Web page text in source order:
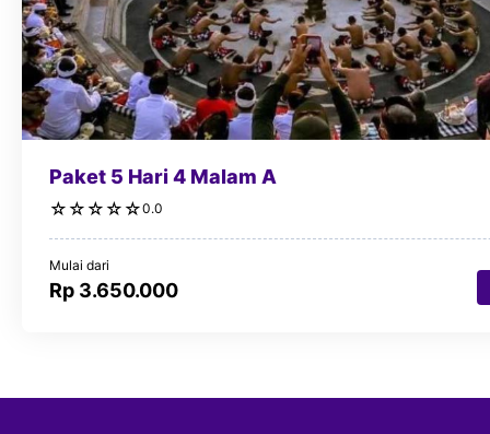
Paket 5 Hari 4 Malam A
☆ ☆ ☆ ☆ ☆0.0
Mulai dari
Rp 3.650.000